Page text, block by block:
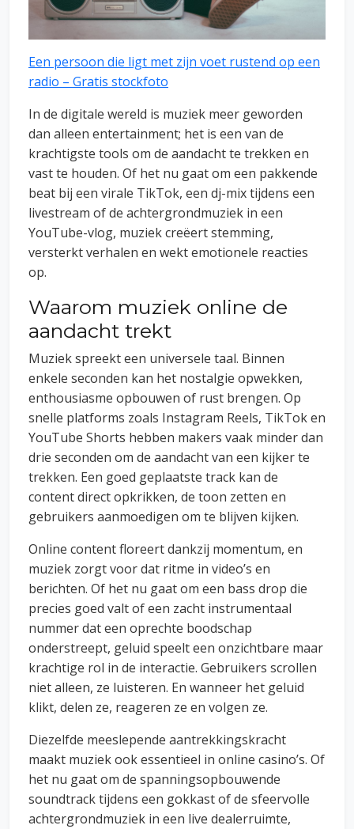
Een persoon die ligt met zijn voet rustend op een
radio – Gratis stockfoto
In de digitale wereld is muziek meer geworden
dan alleen entertainment; het is een van de
krachtigste tools om de aandacht te trekken en
vast te houden. Of het nu gaat om een ​​pakkende
beat bij een virale TikTok, een dj-mix tijdens een
livestream of de achtergrondmuziek in een
YouTube-vlog, muziek creëert stemming,
versterkt verhalen en wekt emotionele reacties
op.
Waarom muziek online de
aandacht trekt
Muziek spreekt een universele taal. Binnen
enkele seconden kan het nostalgie opwekken,
enthousiasme opbouwen of rust brengen. Op
snelle platforms zoals Instagram Reels, TikTok en
YouTube Shorts hebben makers vaak minder dan
drie seconden om de aandacht van een kijker te
trekken. Een goed geplaatste track kan de
content direct opkrikken, de toon zetten en
gebruikers aanmoedigen om te blijven kijken.
Online content floreert dankzij momentum, en
muziek zorgt voor dat ritme in video’s en
berichten. Of het nu gaat om een ​​bass drop die
precies goed valt of een zacht instrumentaal
nummer dat een oprechte boodschap
onderstreept, geluid speelt een onzichtbare maar
krachtige rol in de interactie. Gebruikers scrollen
niet alleen, ze luisteren. En wanneer het geluid
klikt, delen ze, reageren ze en volgen ze.
Diezelfde meeslepende aantrekkingskracht
maakt muziek ook essentieel in online casino’s. Of
het nu gaat om de spanningsopbouwende
soundtrack tijdens een gokkast of de sfeervolle
achtergrondmuziek in een live dealerruimte,